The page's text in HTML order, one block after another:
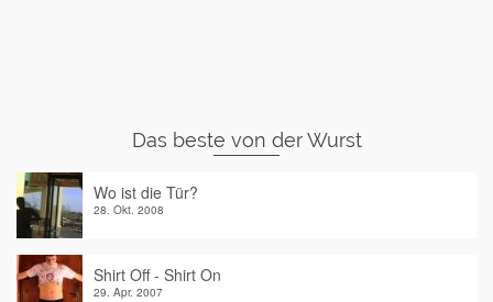
Das beste von der Wurst
Wo ist die Tür?
28. Okt. 2008
Shirt Off - Shirt On
29. Apr. 2007